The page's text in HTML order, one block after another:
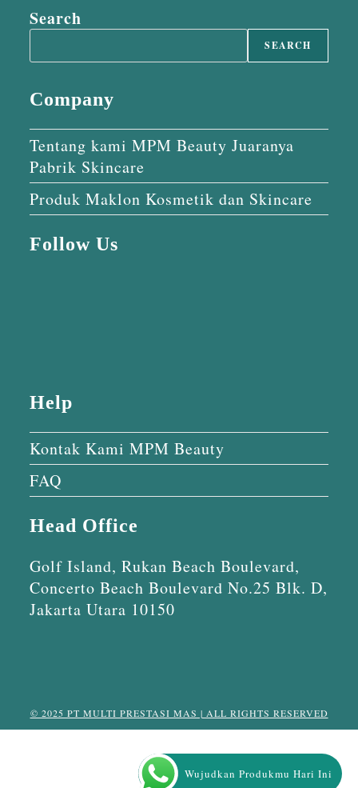
Search
SEARCH
Company
Tentang kami MPM Beauty Juaranya
Pabrik Skincare
Produk Maklon Kosmetik dan Skincare
Follow Us
Help
Kontak Kami MPM Beauty
FAQ
Head Office
Golf Island, Rukan Beach Boulevard,
Concerto Beach Boulevard No.25 Blk. D,
Jakarta Utara 10150
© 2025 PT MULTI PRESTASI MAS | ALL RIGHTS RESERVED
Wujudkan Produkmu Hari Ini